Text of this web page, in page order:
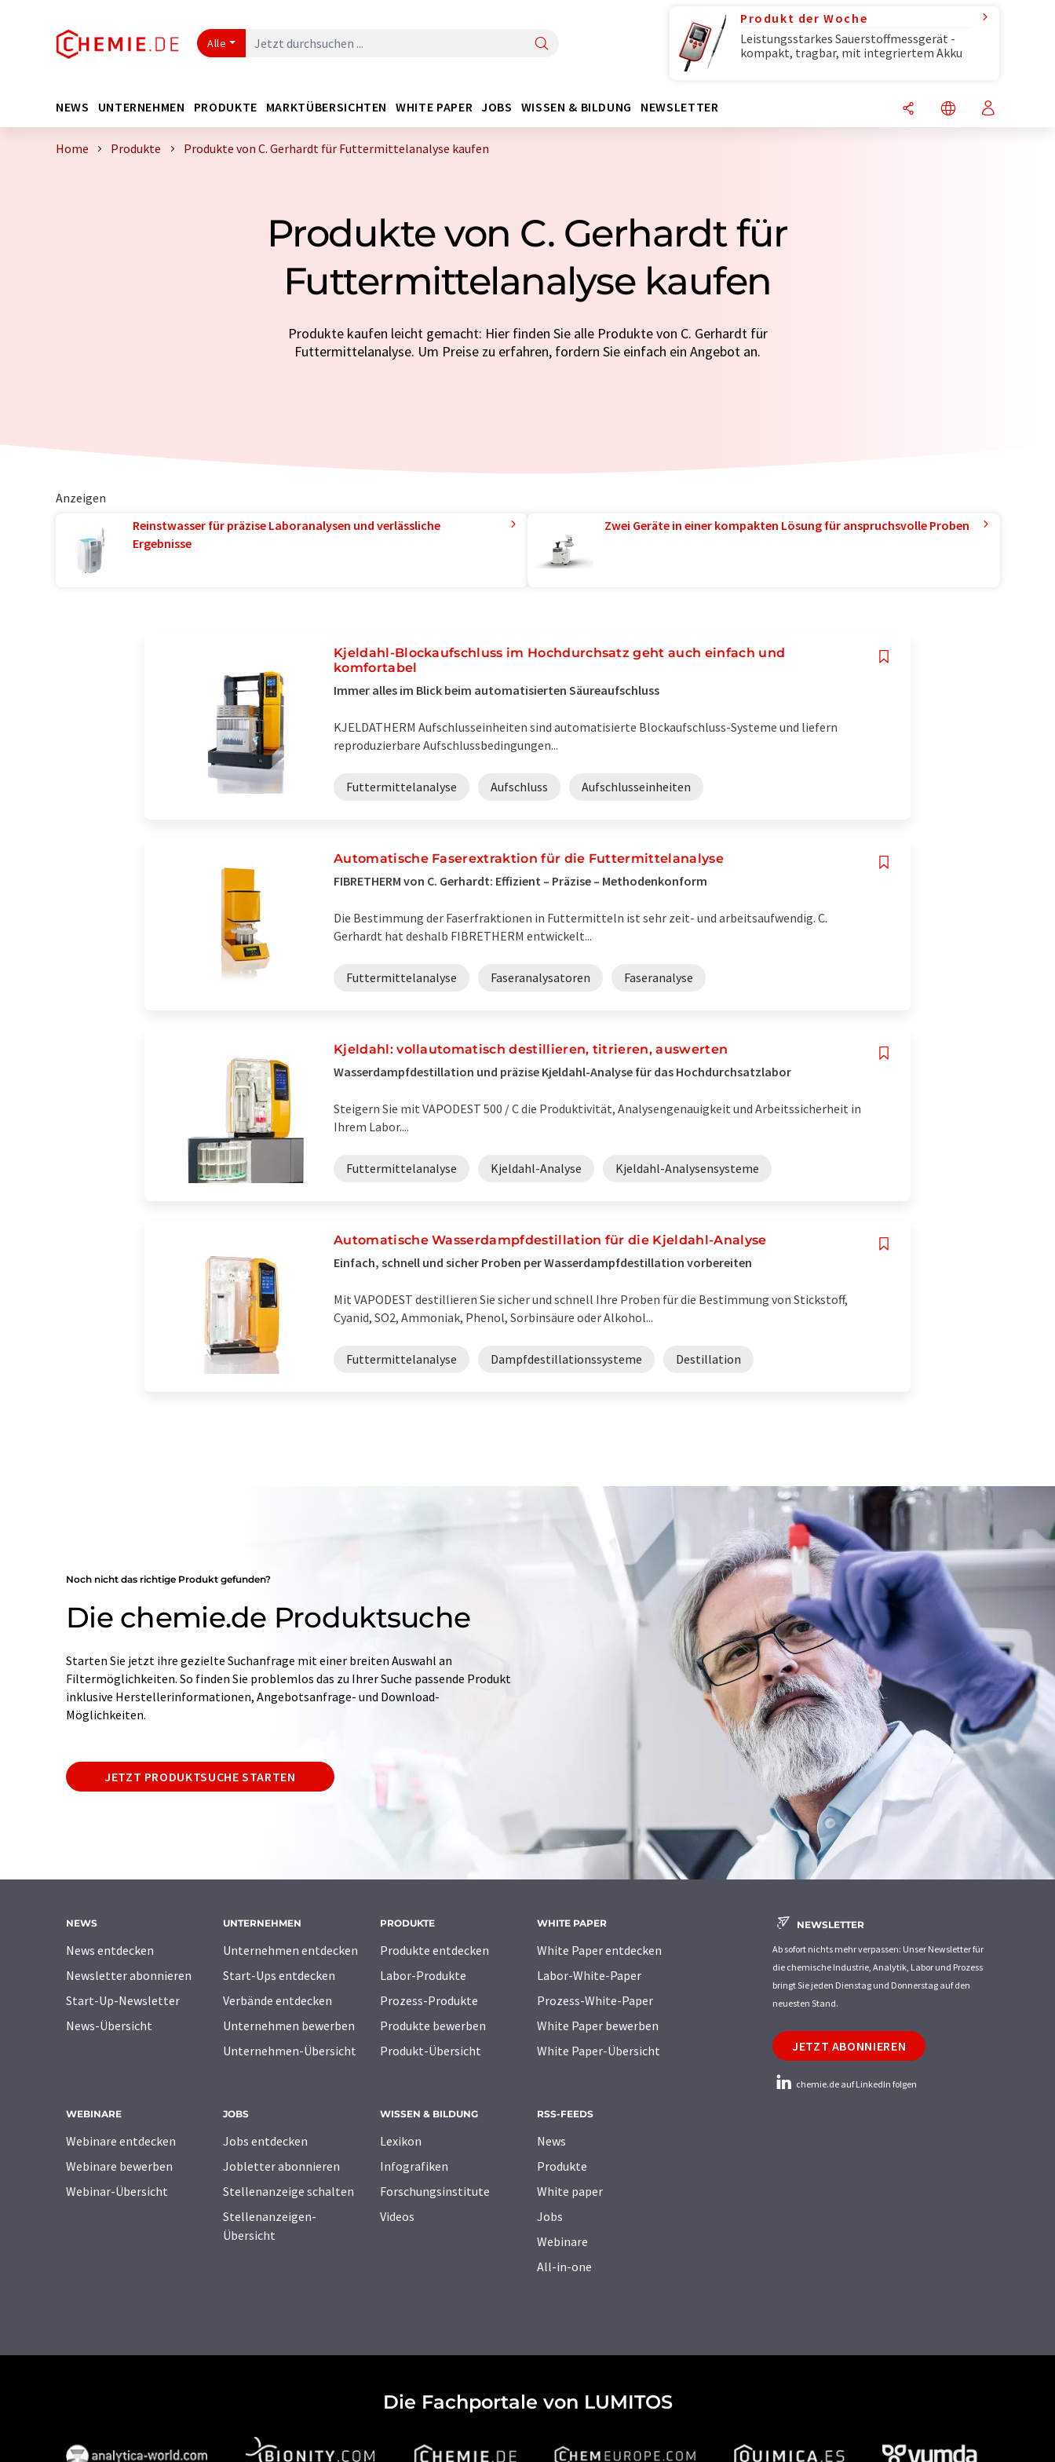
Alle
Produkt der Woche
Leistungsstarkes Sauerstoffmessgerät -
kompakt, tragbar, mit integriertem Akku
NEWS UNTERNEHMEN PRODUKTE MARKTÜBERSICHTEN WHITE PAPER JOBS WISSEN & BILDUNG NEWSLETTER
Home Produkte Produkte von C. Gerhardt für Futtermittelanalyse kaufen
Produkte von C. Gerhardt für
Futtermittelanalyse kaufen
Produkte kaufen leicht gemacht: Hier finden Sie alle Produkte von C. Gerhardt für
Futtermittelanalyse. Um Preise zu erfahren, fordern Sie einfach ein Angebot an.
Anzeigen
Reinstwasser für präzise Laboranalysen und verlässliche
Ergebnisse
Zwei Geräte in einer kompakten Lösung für anspruchsvolle Proben
Kjeldahl-Blockaufschluss im Hochdurchsatz geht auch einfach und
komfortabel
Immer alles im Blick beim automatisierten Säureaufschluss
KJELDATHERM Aufschlusseinheiten sind automatisierte Blockaufschluss-Systeme und liefern
reproduzierbare Aufschlussbedingungen...
Futtermittelanalyse Aufschluss Aufschlusseinheiten
Automatische Faserextraktion für die Futtermittelanalyse
FIBRETHERM von C. Gerhardt: Effizient – Präzise – Methodenkonform
Die Bestimmung der Faserfraktionen in Futtermitteln ist sehr zeit- und arbeitsaufwendig. C.
Gerhardt hat deshalb FIBRETHERM entwickelt...
Futtermittelanalyse Faseranalysatoren Faseranalyse
Kjeldahl: vollautomatisch destillieren, titrieren, auswerten
Wasserdampfdestillation und präzise Kjeldahl-Analyse für das Hochdurchsatzlabor
Steigern Sie mit VAPODEST 500 / C die Produktivität, Analysengenauigkeit und Arbeitssicherheit in
Ihrem Labor....
Futtermittelanalyse Kjeldahl-Analyse Kjeldahl-Analysensysteme
Automatische Wasserdampfdestillation für die Kjeldahl-Analyse
Einfach, schnell und sicher Proben per Wasserdampfdestillation vorbereiten
Mit VAPODEST destillieren Sie sicher und schnell Ihre Proben für die Bestimmung von Stickstoff,
Cyanid, SO2, Ammoniak, Phenol, Sorbinsäure oder Alkohol...
Futtermittelanalyse Dampfdestillationssysteme Destillation
Noch nicht das richtige Produkt gefunden?
Die chemie.de Produktsuche
Starten Sie jetzt ihre gezielte Suchanfrage mit einer breiten Auswahl an
Filtermöglichkeiten. So finden Sie problemlos das zu Ihrer Suche passende Produkt
inklusive Herstellerinformationen, Angebotsanfrage- und Download-
Möglichkeiten.
JETZT PRODUKTSUCHE STARTEN
NEWS
News entdecken
Newsletter abonnieren
Start-Up-Newsletter
News-Übersicht
UNTERNEHMEN
Unternehmen entdecken
Start-Ups entdecken
Verbände entdecken
Unternehmen bewerben
Unternehmen-Übersicht
PRODUKTE
Produkte entdecken
Labor-Produkte
Prozess-Produkte
Produkte bewerben
Produkt-Übersicht
WHITE PAPER
White Paper entdecken
Labor-White-Paper
Prozess-White-Paper
White Paper bewerben
White Paper-Übersicht
WEBINARE
Webinare entdecken
Webinare bewerben
Webinar-Übersicht
JOBS
Jobs entdecken
Jobletter abonnieren
Stellenanzeige schalten
Stellenanzeigen-
Übersicht
WISSEN & BILDUNG
Lexikon
Infografiken
Forschungsinstitute
Videos
RSS-FEEDS
News
Produkte
White paper
Jobs
Webinare
All-in-one
NEWSLETTER
Ab sofort nichts mehr verpassen: Unser Newsletter für
die chemische Industrie, Analytik, Labor und Prozess
bringt Sie jeden Dienstag und Donnerstag auf den
neuesten Stand.
JETZT ABONNIEREN
chemie.de auf LinkedIn folgen
Die Fachportale von LUMITOS